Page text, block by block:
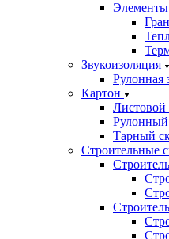
Элементы
Звукоизоляция
Рулонная
Картон
Листовой
Рулонный
Тарный
Строительные